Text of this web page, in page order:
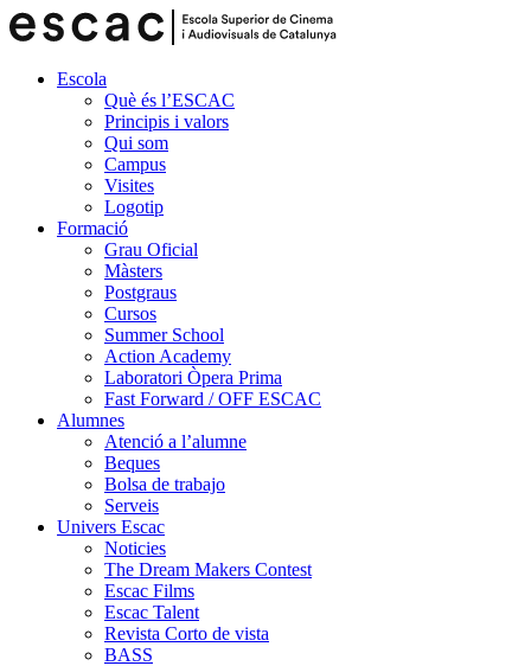
Escola
Què és l’ESCAC
Principis i valors
Qui som
Campus
Visites
Logotip
Formació
Grau Oficial
Màsters
Postgraus
Cursos
Summer School
Action Academy
Laboratori Òpera Prima
Fast Forward / OFF ESCAC
Alumnes
Atenció a l’alumne
Beques
Bolsa de trabajo
Serveis
Univers Escac
Noticies
The Dream Makers Contest
Escac Films
Escac Talent
Revista Corto de vista
BASS